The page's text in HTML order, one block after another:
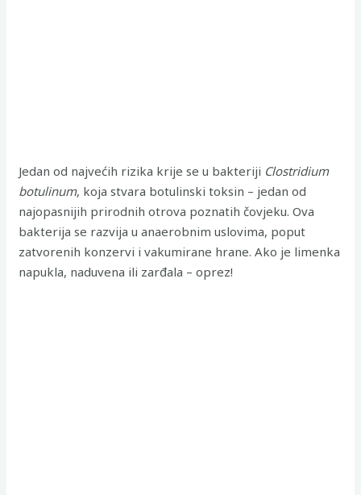
Jedan od najvećih rizika krije se u bakteriji Clostridium
botulinum, koja stvara botulinski toksin – jedan od
najopasnijih prirodnih otrova poznatih čovjeku. Ova
bakterija se razvija u anaerobnim uslovima, poput
zatvorenih konzervi i vakumirane hrane. Ako je limenka
napukla, naduvena ili zarđala – oprez!